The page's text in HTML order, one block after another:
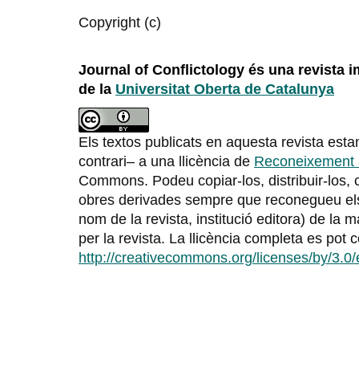
Copyright (c)
Journal of Conflictology és una revista
de la Universitat Oberta de Catalunya
Els textos publicats en aquesta revista
contrari– a una llicència de Reconeixement
Commons. Podeu copiar-los, distribuir-los,
obres derivades sempre que reconegueu
nom de la revista, institució editora) de la
per la revista. La llicència completa es pot
http://creativecommons.org/licenses/by/